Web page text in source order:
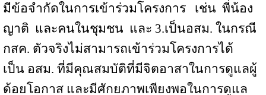
มีข้อจำกัดในการเข้าร่วมโครงการ
เช่น พี่น้อง
ญาติ และคนในชุมชน และ 3.เป็นอสม. ในกรณี
กสค. ตัวจริงไม่สามารถเข้าร่วมโครงการได้
เป็น อสม. ที่มีคุณสมบัติที่มีจิตอาสาในการดูแลผู้
ด้อยโอกาส และมีศักยภาพเพียงพอในการดูแล